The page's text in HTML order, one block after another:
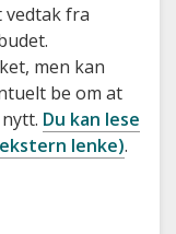
vedtak fra
men kan
be om at
Du kan lese
lenke).